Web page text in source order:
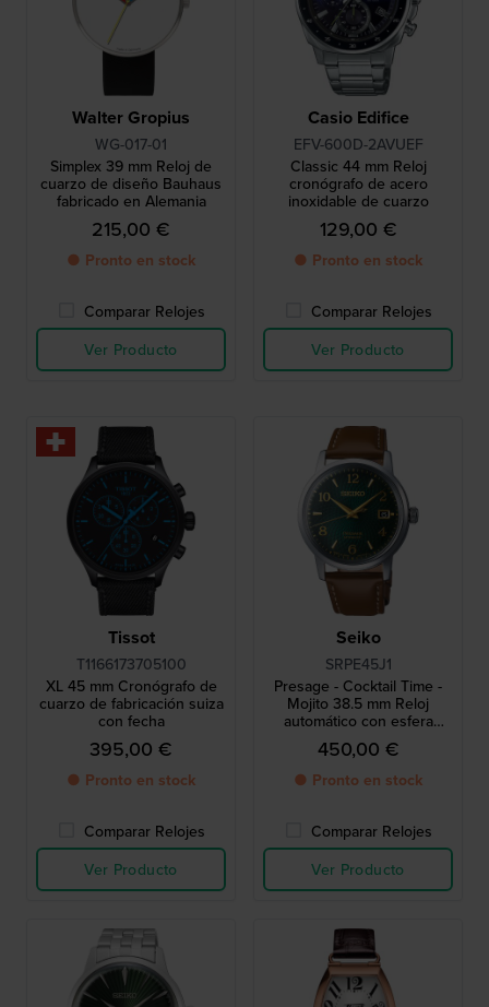
Walter Gropius
WG-017-01
Simplex 39 mm Reloj de
cuarzo de diseño Bauhaus
fabricado en Alemania
215,00 €
● Pronto en stock
Comparar Relojes
Ver Producto
Casio Edifice
EFV-600D-2AVUEF
Classic 44 mm Reloj
cronógrafo de acero
inoxidable de cuarzo
129,00 €
● Pronto en stock
Comparar Relojes
Ver Producto
Tissot
T1166173705100
XL 45 mm Cronógrafo de
cuarzo de fabricación suiza
con fecha
395,00 €
● Pronto en stock
Comparar Relojes
Ver Producto
Seiko
SRPE45J1
Presage - Cocktail Time -
Mojito 38.5 mm Reloj
automático con esfera
estructurada
450,00 €
● Pronto en stock
Comparar Relojes
Ver Producto